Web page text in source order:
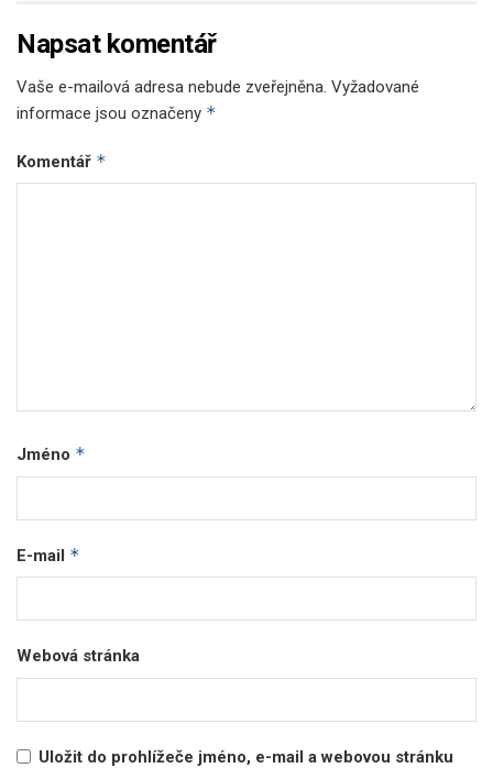
Napsat komentář
Vaše e-mailová adresa nebude zveřejněna. Vyžadované
informace jsou označeny *
Komentář *
Jméno *
E-mail *
Webová stránka
Uložit do prohlížeče jméno, e-mail a webovou stránku